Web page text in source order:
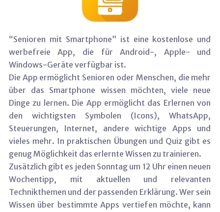
“Senioren mit Smartphone” ist eine kostenlose und
werbefreie App, die für Android-, Apple- und
Windows-Geräte verfügbar ist.
Die App ermöglicht Senioren oder Menschen, die mehr
über das Smartphone wissen möchten, viele neue
Dinge zu lernen. Die App ermöglicht das Erlernen von
den wichtigsten Symbolen (Icons), WhatsApp,
Steuerungen, Internet, andere wichtige Apps und
vieles mehr. In praktischen Übungen und Quiz gibt es
genug Möglichkeit das erlernte Wissen zu trainieren.
Zusätzlich gibt es jeden Sonntag um 12 Uhr einen neuen
Wochentipp, mit aktuellen und relevanten
Technikthemen und der passenden Erklärung. Wer sein
Wissen über bestimmte Apps vertiefen möchte, kann